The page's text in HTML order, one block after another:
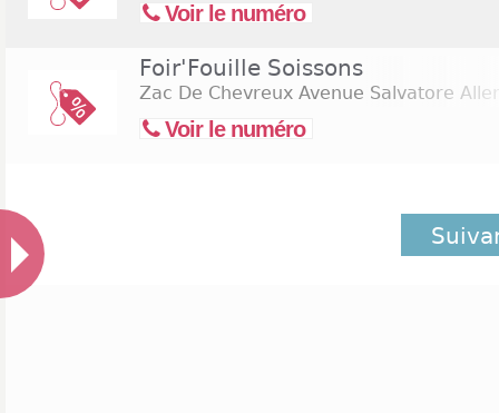
Voir le numéro
Foir'Fouille Soissons
Zac De Chevreux Avenue Salvatore
Voir le numéro